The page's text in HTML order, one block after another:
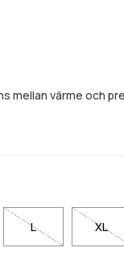
mellan värme och
L XL